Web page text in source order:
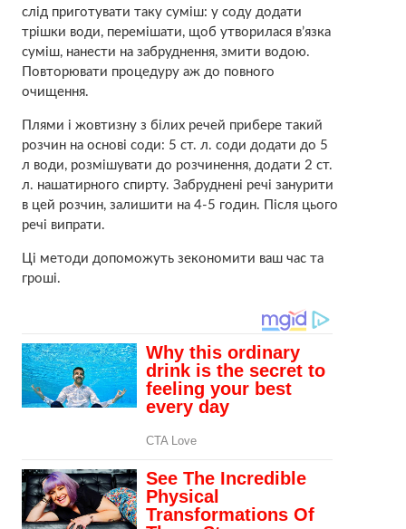
слід приготувати таку суміш: у соду додати
трішки води, перемішати, щоб утворилася в’язка
суміш, нанести на забруднення, змити водою.
Повторювати процедуру аж до повного
очищення.
Плями і жовтизну з білих речей прибере такий
розчин на основі соди: 5 ст. л. соди додати до 5
л води, розмішувати до розчинення, додати 2 ст.
л. нашатирного спирту. Забруднені речі занурити
в цей розчин, залишити на 4-5 годин. Після цього
речі випрати.
Ці методи допоможуть зекономити ваш час та
гроші.